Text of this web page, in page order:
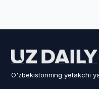
O'zbekistonning yetakchi